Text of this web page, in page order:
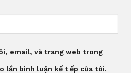
email, và trang web trong
lần bình luận kế tiếp của tôi.